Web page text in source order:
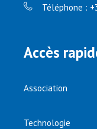
Téléphone :
Accès
Association
Technologie